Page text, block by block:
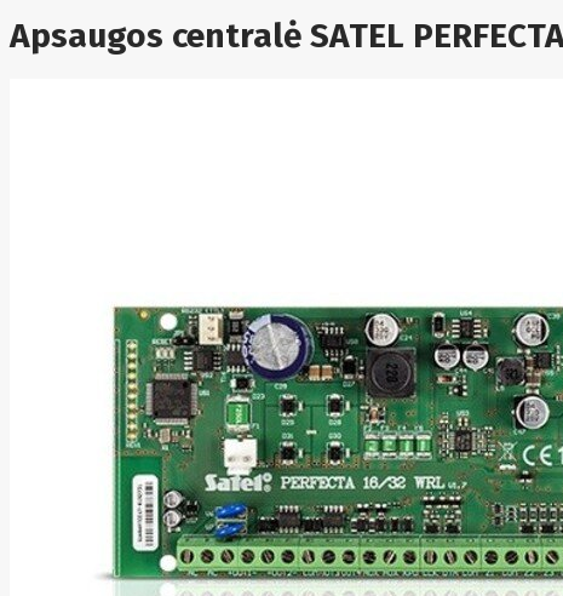
EmuENDORFYEnergenie
EnergizerEnermaxEpson
GoodramGoogleGorke
Green Cell GreencellHager
HarmanHaupaHgst
HisenseHitachiHitachi-LG
HoganHonor Choice
Horing LihHpHsm Huami
HuaweiHyperXI-tecIbm Ibox
Ic IntracomIcy Box Iiyama
ImouInfinixInimInner
Inno3DInnoVision
InsysIntegral
Memory PLCIntelIntellinet
IntensoIrwinJabraJackeryJbl
Apsaugos centralė SATEL